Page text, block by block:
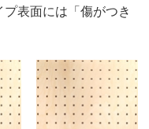
表面には「傷がつき